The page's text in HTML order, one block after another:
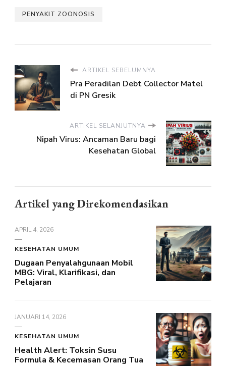
PENYAKIT ZOONOSIS
ARTIKEL SEBELUMNYA
Pra Peradilan Debt Collector Matel
di PN Gresik
ARTIKEL SELANJUTNYA
Nipah Virus: Ancaman Baru bagi
Kesehatan Global
Artikel yang Direkomendasikan
APRIL 4, 2026
KESEHATAN UMUM
Dugaan Penyalahgunaan Mobil
MBG: Viral, Klarifikasi, dan
Pelajaran
JANUARI 14, 2026
KESEHATAN UMUM
Health Alert: Toksin Susu
Formula & Kecemasan Orang Tua